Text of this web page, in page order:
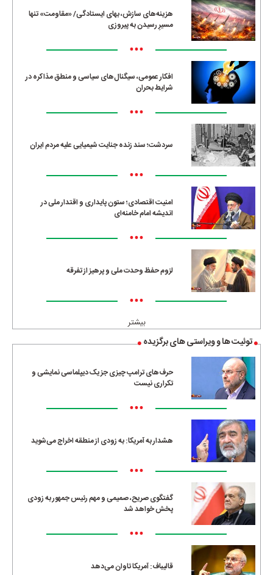
هزینه‌های سازش، بهای ایستادگی/ «مقاومت» تنها
مسیرِ رسیدن به پیروزی
•••
افکار عمومی، سیگنال‌های سیاسی و منطق مذاکره در
شرایط بحران
•••
سردشت؛ سند زنده جنایت شیمیایی علیه مردم ایران
•••
امنیت اقتصادی؛ ستون پایداری و اقتدار ملی در
اندیشه امام خامنه‌ای
•••
لزوم حفظ وحدت ملی و پرهیز از تفرقه
•••
بیشتر
توئیت ها و ویراستی های برگزیده
حرف‌های ترامپ چیزی جز یک دیپلماسی نمایشی و
تکراری نیست
•••
هشدار به آمریکا: به زودی از منطقه اخراج می‌شوید
•••
گفتگوی صریح، صمیمی و مهم رئیس جمهور به زودی
پخش خواهد شد
•••
قالیباف: آمریکا تاوان می‌دهد